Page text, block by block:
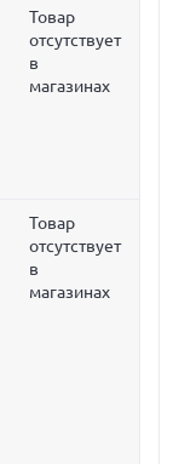
Товар
отсутствует
в
магазинах
Товар
отсутствует
в
магазинах